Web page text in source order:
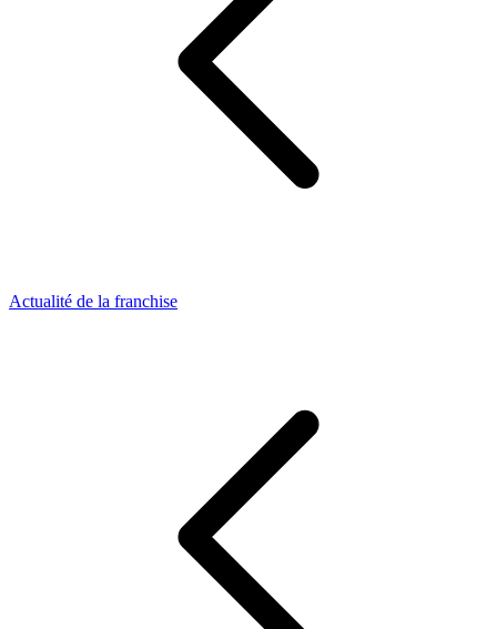
Actualité de la franchise